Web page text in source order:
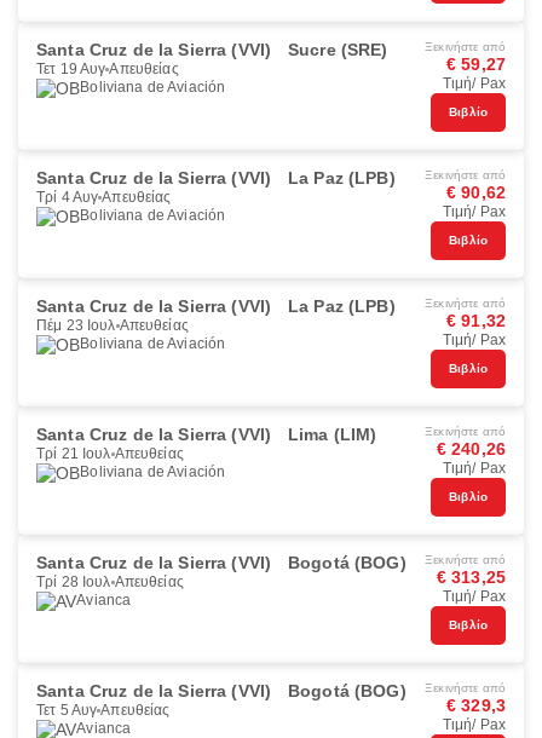
Santa Cruz de la Sierra (VVI) Sucre (SRE)
Τετ 19 Αυγ Απευθείας
Boliviana de Aviación
Ξεκινήστε από
€ 59,27
Τιμή/ Pax
Βιβλίο
Santa Cruz de la Sierra (VVI) La Paz (LPB)
Τρί 4 Αυγ Απευθείας
Boliviana de Aviación
Ξεκινήστε από
€ 90,62
Τιμή/ Pax
Βιβλίο
Santa Cruz de la Sierra (VVI) La Paz (LPB)
Πέμ 23 Ιουλ Απευθείας
Boliviana de Aviación
Ξεκινήστε από
€ 91,32
Τιμή/ Pax
Βιβλίο
Santa Cruz de la Sierra (VVI) Lima (LIM)
Τρί 21 Ιουλ Απευθείας
Boliviana de Aviación
Ξεκινήστε από
€ 240,26
Τιμή/ Pax
Βιβλίο
Santa Cruz de la Sierra (VVI) Bogotá (BOG)
Τρί 28 Ιουλ Απευθείας
Avianca
Ξεκινήστε από
€ 313,25
Τιμή/ Pax
Βιβλίο
Santa Cruz de la Sierra (VVI) Bogotá (BOG)
Τετ 5 Αυγ Απευθείας
Avianca
Ξεκινήστε από
€ 329,3
Τιμή/ Pax